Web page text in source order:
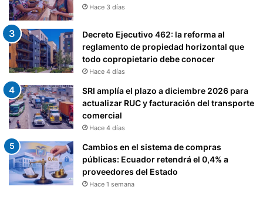
Hace 3 días
Decreto Ejecutivo 462: la reforma al
reglamento de propiedad horizontal que
todo copropietario debe conocer
Hace 4 días
SRI amplía el plazo a diciembre 2026 para
actualizar RUC y facturación del transporte
comercial
Hace 4 días
Cambios en el sistema de compras
públicas: Ecuador retendrá el 0,4% a
proveedores del Estado
Hace 1 semana